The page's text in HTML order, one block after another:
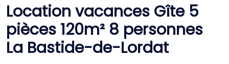
Location vacances Gîte 5
pièces 120m² 8 personnes
La Bastide-de-Lordat